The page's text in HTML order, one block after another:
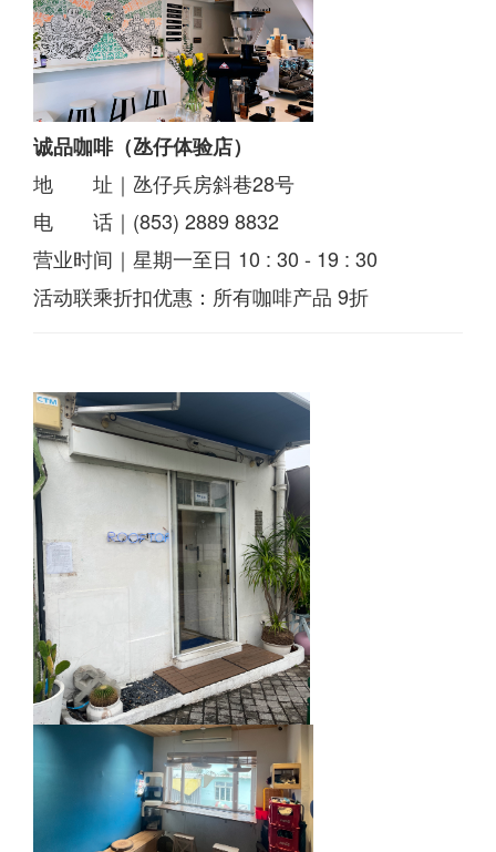
诚品咖啡（氹仔体验店）
地 址｜氹仔兵房斜巷28号
电 话｜(853) 2889 8832
营业时间｜星期一至日 10 : 30 - 19 : 30
活动联乘折扣优惠：所有咖啡产品 9折